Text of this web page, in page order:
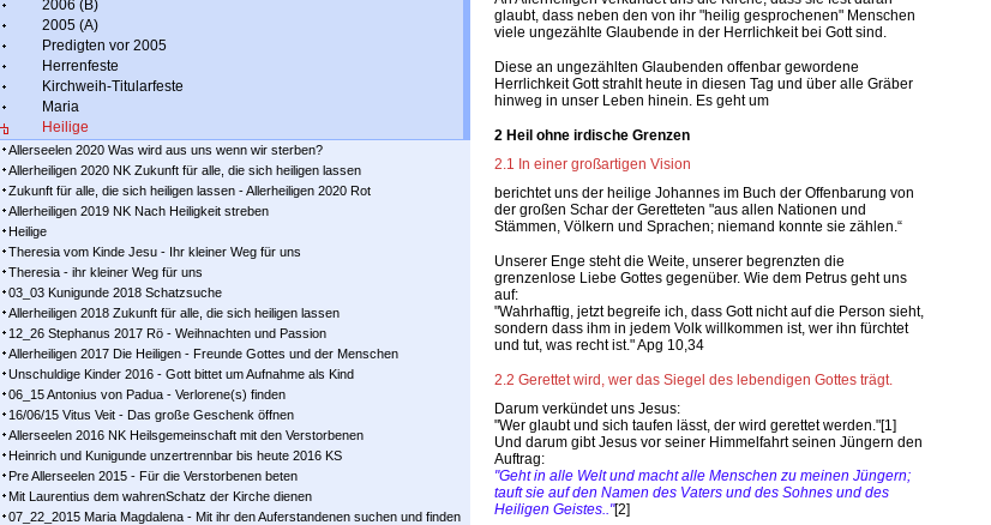
2006 (B)
2005 (A)
Predigten vor 2005
Herrenfeste
Kirchweih-Titularfeste
Maria
Heilige
Allerseelen 2020 Was wird aus uns wenn wir sterben?
Allerheiligen 2020 NK Zukunft für alle, die sich heiligen lassen
Zukunft für alle, die sich heiligen lassen - Allerheiligen 2020 Rot
Allerheiligen 2019 NK Nach Heiligkeit streben
Heilige
Theresia vom Kinde Jesu - Ihr kleiner Weg für uns
Theresia - ihr kleiner Weg für uns
03_03 Kunigunde 2018 Schatzsuche
Allerheiligen 2018 Zukunft für alle, die sich heiligen lassen
12_26 Stephanus 2017 Rö - Weihnachten und Passion
Allerheiligen 2017 Die Heiligen - Freunde Gottes und der Menschen
Unschuldige Kinder 2016 - Gott bittet um Aufnahme als Kind
06_15 Antonius von Padua - Verlorene(s) finden
16/06/15 Vitus Veit - Das große Geschenk öffnen
Allerseelen 2016 NK Heilsgemeinschaft mit den Verstorbenen
Heinrich und Kunigunde unzertrennbar bis heute 2016 KS
Pre Allerseelen 2015 - Für die Verstorbenen beten
Mit Laurentius dem wahrenSchatz der Kirche dienen
07_22_2015 Maria Magdalena - Mit ihr den Auferstandenen suchen und finden
glaubt, dass neben den von ihr "heilig gesprochenen" Menschen
viele ungezählte Glaubende in der Herrlichkeit bei Gott sind.
Diese an ungezählten Glaubenden offenbar gewordene
Herrlichkeit Gott strahlt heute in diesen Tag und über alle Gräber
hinweg in unser Leben hinein. Es geht um
2 Heil ohne irdische Grenzen
2.1 In einer großartigen Vision
berichtet uns der heilige Johannes im Buch der Offenbarung von
der großen Schar der Geretteten "aus allen Nationen und
Stämmen, Völkern und Sprachen; niemand konnte sie zählen.“
Unserer Enge steht die Weite, unserer begrenzten die
grenzenlose Liebe Gottes gegenüber. Wie dem Petrus geht uns
auf:
"Wahrhaftig, jetzt begreife ich, dass Gott nicht auf die Person sieht,
sondern dass ihm in jedem Volk willkommen ist, wer ihn fürchtet
und tut, was recht ist." Apg 10,34
2.2 Gerettet wird, wer das Siegel des lebendigen Gottes trägt.
Darum verkündet uns Jesus:
"Wer glaubt und sich taufen lässt, der wird gerettet werden."[1]
Und darum gibt Jesus vor seiner Himmelfahrt seinen Jüngern den
Auftrag:
"Geht in alle Welt und macht alle Menschen zu meinen Jüngern;
tauft sie auf den Namen des Vaters und des Sohnes und des
Heiligen Geistes.."[2]